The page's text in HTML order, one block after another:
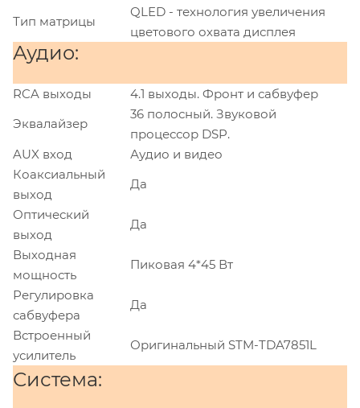
Тип матрицы
QLED - технология увеличения
цветового охвата дисплея
Аудио:
RCA выходы
4.1 выходы. Фронт и сабвуфер
Эквалайзер
36 полосный. Звуковой
процессор DSP.
AUX вход
Аудио и видео
Коаксиальный
выход
Да
Оптический
выход
Да
Выходная
мощность
Пиковая 4*45 Вт
Регулировка
сабвуфера
Да
Встроенный
усилитель
Оригинальный STM-TDA7851L
Система: